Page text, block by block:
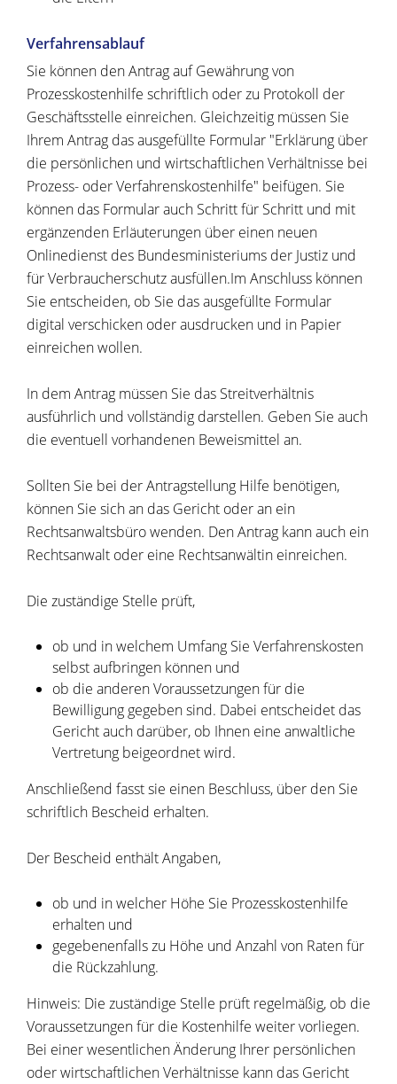
Verfahrensablauf
Sie können den Antrag auf Gewährung von
Prozesskostenhilfe schriftlich oder zu Protokoll der
Geschäftsstelle einreichen. Gleichzeitig müssen Sie
Ihrem Antrag das ausgefüllte Formular "Erklärung über
die persönlichen und wirtschaftlichen Verhältnisse bei
Prozess- oder Verfahrenskostenhilfe" beifügen. Sie
können das Formular auch Schritt für Schritt und mit
ergänzenden Erläuterungen über einen neuen
Onlinedienst des Bundesministeriums der Justiz und
für Verbraucherschutz ausfüllen.Im Anschluss können
Sie entscheiden, ob Sie das ausgefüllte Formular
digital verschicken oder ausdrucken und in Papier
einreichen wollen.
In dem Antrag müssen Sie das Streitverhältnis
ausführlich und vollständig darstellen. Geben Sie auch
die eventuell vorhandenen Beweismittel an.
Sollten Sie bei der Antragstellung Hilfe benötigen,
können Sie sich an das Gericht oder an ein
Rechtsanwaltsbüro wenden. Den Antrag kann auch ein
Rechtsanwalt oder eine Rechtsanwältin einreichen.
Die zuständige Stelle prüft,
ob und in welchem Umfang Sie Verfahrenskosten
selbst aufbringen können und
ob die anderen Voraussetzungen für die
Bewilligung gegeben sind. Dabei entscheidet das
Gericht auch darüber, ob Ihnen eine anwaltliche
Vertretung beigeordnet wird.
Anschließend fasst sie einen Beschluss, über den Sie
schriftlich Bescheid erhalten.
Der Bescheid enthält Angaben,
ob und in welcher Höhe Sie Prozesskostenhilfe
erhalten und
gegebenenfalls zu Höhe und Anzahl von Raten für
die Rückzahlung.
Hinweis: Die zuständige Stelle prüft regelmäßig, ob die
Voraussetzungen für die Kostenhilfe weiter vorliegen.
Bei einer wesentlichen Änderung Ihrer persönlichen
oder wirtschaftlichen Verhältnisse kann das Gericht